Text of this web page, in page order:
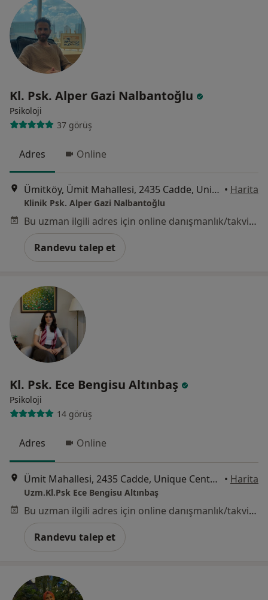
Kl. Psk. Alper Gazi Nalbantoğlu
Psikoloji
37 görüş
Adres Online
Ümitköy, Ümit Mahallesi, 2435 Cadde, Unique Center Ümitköy, No:6/8, 2. Kat, Çankaya, Ankara, Ankara • Harita
Klinik Psk. Alper Gazi Nalbantoğlu
Bu uzman ilgili adres için online danışmanlık/takvim sunmuyor.
Randevu talep et
Kl. Psk. Ece Bengisu Altınbaş
Psikoloji
14 görüş
Adres Online
Ümit Mahallesi, 2435 Cadde, Unique Center Ümitköy, No:6/8, 2. Kat, Ankara • Harita
Uzm.Kl.Psk Ece Bengisu Altınbaş
Bu uzman ilgili adres için online danışmanlık/takvim sunmuyor.
Randevu talep et